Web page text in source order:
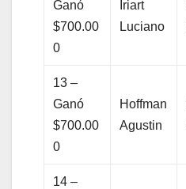
Ganó
$700.00
0
Iriart
Luciano
13 –
Ganó
$700.00
0
Hoffman
Agustin
14 –